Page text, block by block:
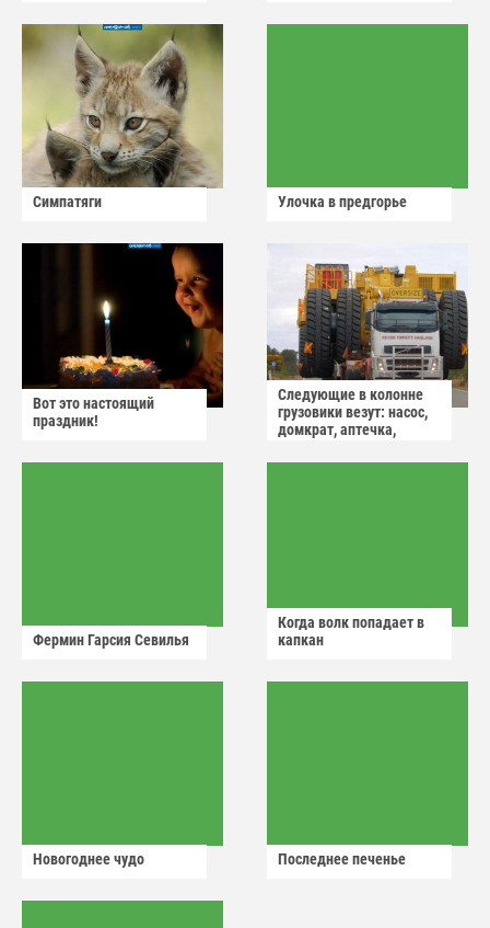
Симпатяги Улочка в предгорье
Вот это настоящий
праздник!
Следующие в колонне
грузовики везут: насос,
домкрат, аптечка,
Фермин Гарсия Севилья
Когда волк попадает в
капкан
Новогоднее чудо Последнее печенье